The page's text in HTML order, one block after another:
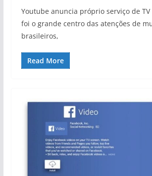
Youtube anuncia próprio serviço de TV
foi o grande centro das atenções de
brasileiros,
Read More